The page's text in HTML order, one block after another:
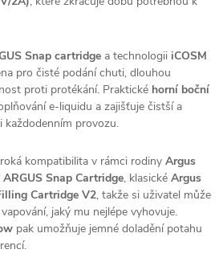
Snap cartridge a technologii iCOSM
pro čisté podání chuti, dlouhou
proti protékání. Praktické horní boční
e-liquidu a zajišťuje čistší a
každodenním provozu.
kompatibilita v rámci rodiny Argus
ARGUS Snap Cartridge, klasické Argus
Cartridge V2, takže si uživatel může
jaký mu nejlépe vyhovuje.
pak umožňuje jemné doladění potahu